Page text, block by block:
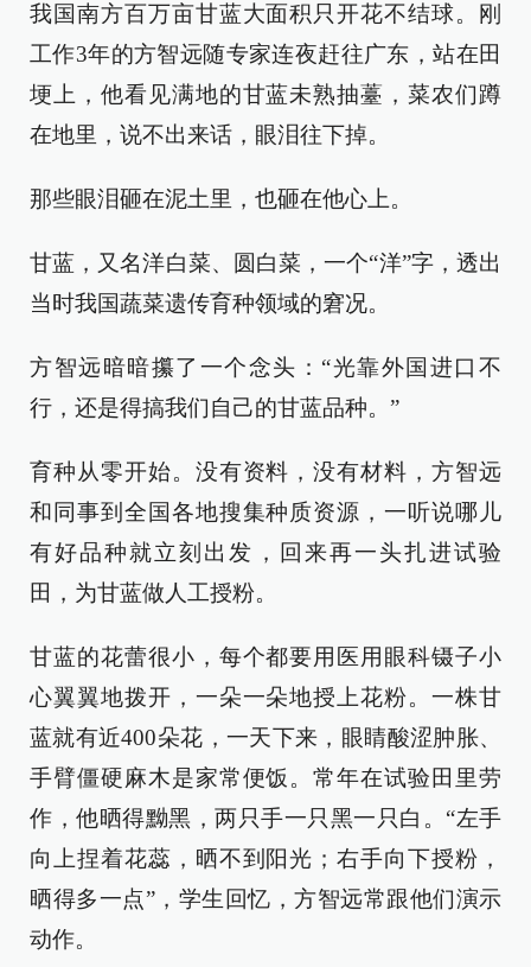
我国南方百万亩甘蓝大面积只开花不结球。刚
工作3年的方智远随专家连夜赶往广东，站在田
埂上，他看见满地的甘蓝未熟抽薹，菜农们蹲
在地里，说不出来话，眼泪往下掉。
那些眼泪砸在泥土里，也砸在他心上。
甘蓝，又名洋白菜、圆白菜，一个“洋”字，透出
当时我国蔬菜遗传育种领域的窘况。
方智远暗暗攥了一个念头：“光靠外国进口不
行，还是得搞我们自己的甘蓝品种。”
育种从零开始。没有资料，没有材料，方智远
和同事到全国各地搜集种质资源，一听说哪儿
有好品种就立刻出发，回来再一头扎进试验
田，为甘蓝做人工授粉。
甘蓝的花蕾很小，每个都要用医用眼科镊子小
心翼翼地拨开，一朵一朵地授上花粉。一株甘
蓝就有近400朵花，一天下来，眼睛酸涩肿胀、
手臂僵硬麻木是家常便饭。常年在试验田里劳
作，他晒得黝黑，两只手一只黑一只白。“左手
向上捏着花蕊，晒不到阳光；右手向下授粉，
晒得多一点”，学生回忆，方智远常跟他们演示
动作。